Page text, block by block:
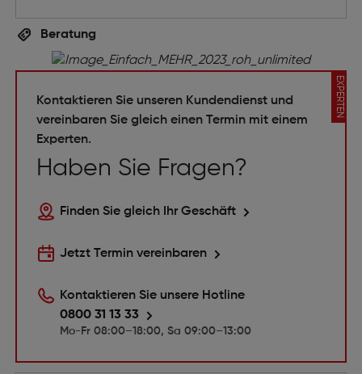
Beratung
EXPERTEN
Kontaktieren Sie unseren Kundendienst und
vereinbaren Sie gleich einen Termin mit einem
Experten.
Haben Sie Fragen?
Finden Sie gleich Ihr Geschäft
Jetzt Termin vereinbaren
Kontaktieren Sie unsere Hotline
0800 31 13 33
Mo-Fr 08:00–18:00, Sa 09:00–13:00